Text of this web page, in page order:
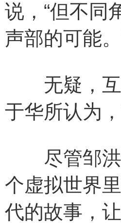
说，“但不同
声部的可能
无疑，互
于华所认为
尽管邹洪
个虚拟世界
代的故事，